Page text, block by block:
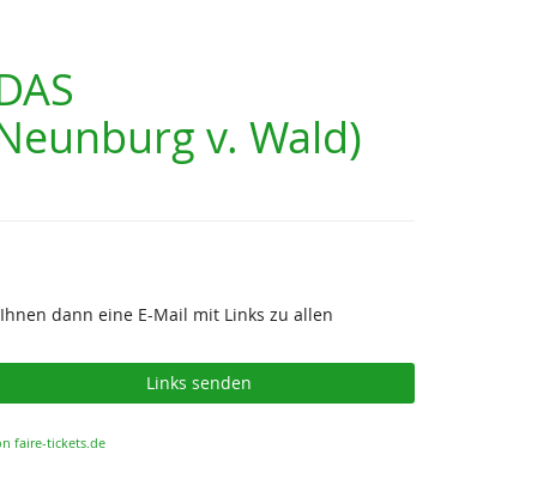
v. Wald)
dann eine E-Mail mit Links zu allen
Links senden
faire-tickets.de